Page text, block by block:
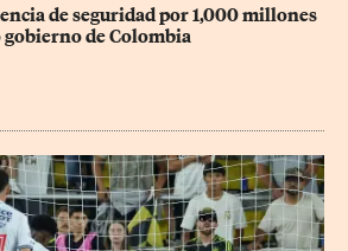
de seguridad por 1,000 millones
gobierno de Colombia